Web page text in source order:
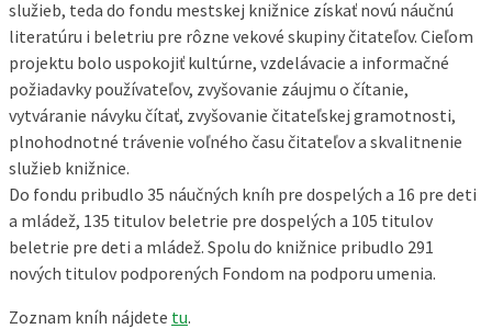
služieb, teda do fondu mestskej knižnice získať novú náučnú
literatúru i beletriu pre rôzne vekové skupiny čitateľov. Cieľom
projektu bolo uspokojiť kultúrne, vzdelávacie a informačné
požiadavky používateľov, zvyšovanie záujmu o čítanie,
vytváranie návyku čítať, zvyšovanie čitateľskej gramotnosti,
plnohodnotné trávenie voľného času čitateľov a skvalitnenie
služieb knižnice.
Do fondu pribudlo 35 náučných kníh pre dospelých a 16 pre deti
a mládež, 135 titulov beletrie pre dospelých a 105 titulov
beletrie pre deti a mládež. Spolu do knižnice pribudlo 291
nových titulov podporených Fondom na podporu umenia.
Zoznam kníh nájdete tu.